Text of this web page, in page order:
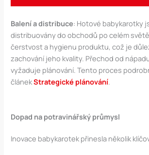
Balení a distribuce: Hotové babykarotky
distribuovány do obchodů po celém
čerstvost a hygienu produktu, což je
zachování jeho kvality. Přechod od
vyžaduje plánování. Tento proces
článekStrategické plánování.
Dopad na potravinářský průmysl
Inovace babykarotek přinesla několik